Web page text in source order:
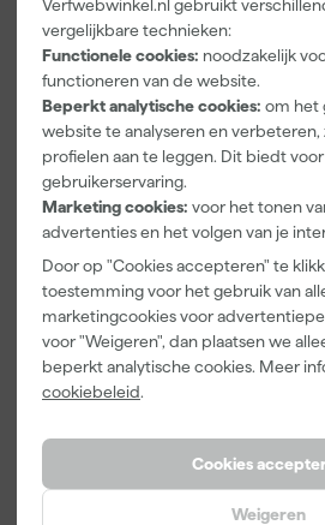
Verfwebwinkel.nl gebruikt
vergelijkbare technieken:
Functionele cookies: noodzakelijk
functioneren van de website.
Beperkt analytische cookies: om het
website te analyseren en
profielen aan te leggen. Dit biedt
gebruikerservaring.
Marketing cookies: voor het tonen
advertenties en het volgen van je
Door op "Cookies accepteren" te
toestemming voor het gebruik van
marketingcookies voor
voor "Weigeren", dan plaatsen we
beperkt analytische cookies. Meer
cookiebeleid.
Cookies
Weigeren
Paintura
Lucamax
Washi tape -
50mx24mm
Maandag
bezorgd
Adviesprijs 6,00
3,99
incl. BTW
Farrow & Ball
F&B
Kleurenwaaie
r
Maandag
bezorgd
22,00
incl. BTW